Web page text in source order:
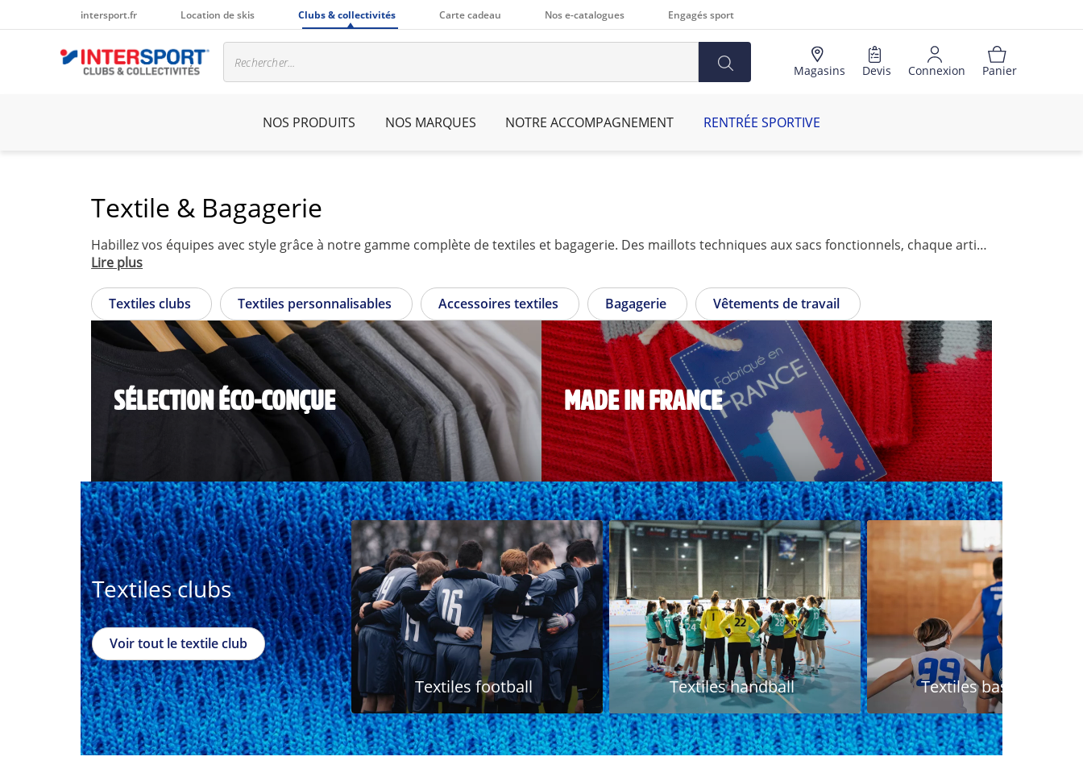
intersport.fr Location de skis Clubs & collectivités Carte cadeau Nos e-catalogues Engagés sport
Magasins Devis Connexion Panier
NOS PRODUITS NOS MARQUES NOTRE ACCOMPAGNEMENT RENTRÉE SPORTIVE
Textile & Bagagerie
Habillez vos équipes avec style grâce à notre gamme complète de textiles et bagagerie. Des maillots techniques aux sacs fonctionnels, chaque article est conçu pour répondre aux exigences des clubs, associations et collectivités. Explorez nos collections signées Adidas, Nike et bien d'autres, alliant confort, qualité et praticité. Que ce soit pour l'entraînement ou la compétition, Intersport Clubs & Collectivités vous équipe de la tête aux pieds, avec des matières et un design adaptés à chaque discipline sportive.
Lire plus
Textiles clubs Textiles personnalisables Accessoires textiles Bagagerie Vêtements de travail
SÉLECTION ÉCO-CONÇUE MADE IN FRANCE
Textiles clubs
Voir tout le textile club
Textiles football Textiles handball Textiles basketball